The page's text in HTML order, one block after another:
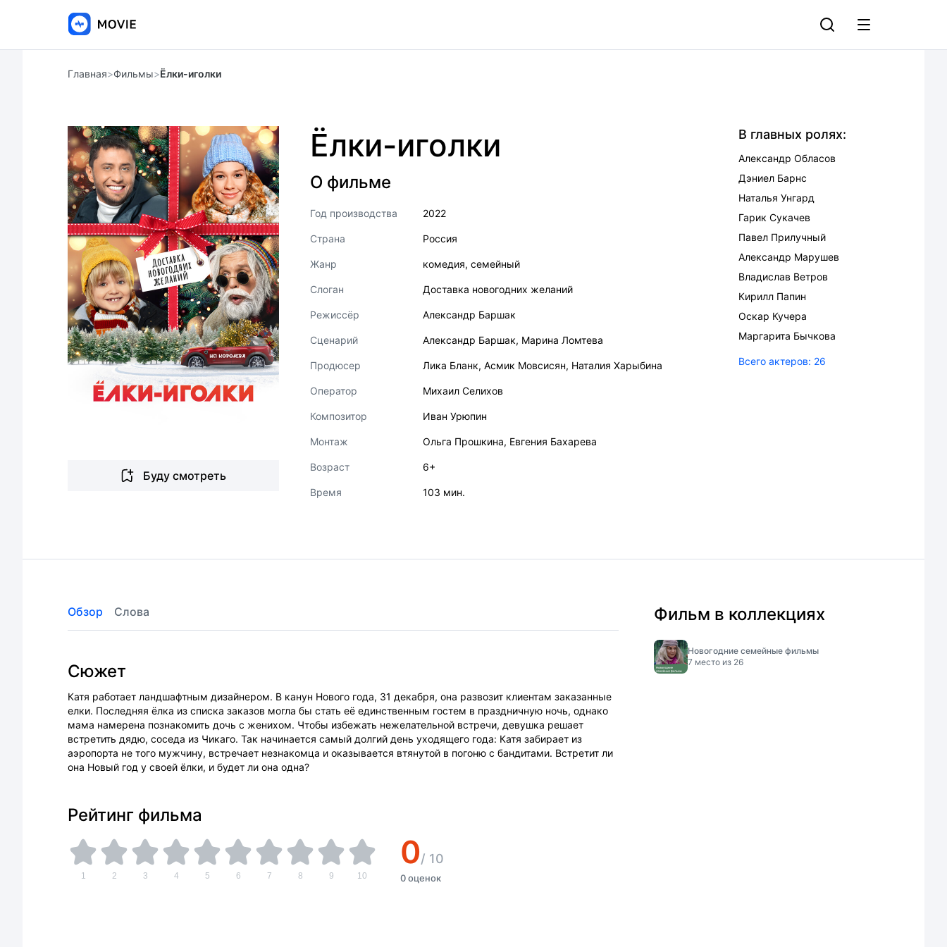
Главная>Фильмы>Ёлки-иголки
Буду смотреть
Ёлки-иголки
О фильме
Год производства 2022
Страна Россия
Жанр комедия, семейный
Слоган Доставка новогодних желаний
Режиссёр Александр Баршак
Сценарий Александр Баршак, Марина Ломтева
Продюсер Лика Бланк, Асмик Мовсисян, Наталия Харыбина
Оператор Михаил Селихов
Композитор Иван Урюпин
Монтаж Ольга Прошкина, Евгения Бахарева
Возраст 6+
Время 103 мин.
В главных ролях:
Александр Обласов
Дэниел Барнс
Наталья Унгард
Гарик Сукачев
Павел Прилучный
Александр Марушев
Владислав Ветров
Кирилл Папин
Оскар Кучера
Маргарита Бычкова
Всего актеров: 26
Обзор Слова
Сюжет
Катя работает ландшафтным дизайнером. В канун Нового года, 31 декабря, она развозит клиентам заказанные
елки. Последняя ёлка из списка заказов могла бы стать её единственным гостем в праздничную ночь, однако
мама намерена познакомить дочь с женихом. Чтобы избежать нежелательной встречи, девушка решает
встретить дядю, соседа из Чикаго. Так начинается самый долгий день уходящего года: Катя забирает из
аэропорта не того мужчину, встречает незнакомца и оказывается втянутой в погоню с бандитами. Встретит ли
она Новый год у своей ёлки, и будет ли она одна?
Рейтинг фильма
1 2 3 4 5 6 7 8 9 10
0/ 10
0 оценок
Фильм в коллекциях
Новогодние семейные фильмы
7 место из 26